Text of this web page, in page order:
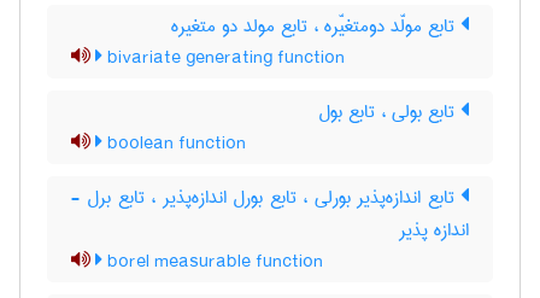
تابع مولّد دومتغیّره ، تابع مولد دو متغیره
bivariate generating function
تابع بولی ، تابع بول
boolean function
تابع اندازه‌پذیر بورلی ، تابع بورل اندازه‌پذیر ، تابع برل -
اندازه پذیر
borel measurable function